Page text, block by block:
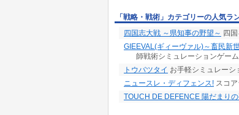
「戦略・戦術」カテゴリーの人気ラ
四国志大戦 ～県知事の野望～ 四
GIEEVAL(ギィーヴァル)～畜民新
師戦術シミュレーションゲーム
トウバツタイ お手軽シミュレーシ
ニュースレ・ディフェンス! スコ
TOUCH DE DEFENCE 陽だまり